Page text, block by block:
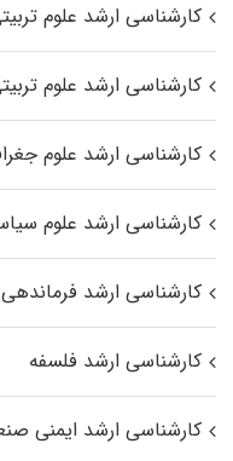
کارشناسی ارشد علوم
کارشناسی ارشد علوم
کارشناسی ارشد علوم
کارشناسی ارشد علوم
کارشناسی ارشد
کارشناسی ارشد فلسفه
کارشناسی ارشد ایمنی